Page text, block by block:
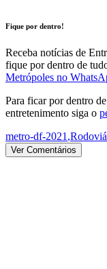
Fique por dentro!
Receba notícias de
fique por dentro de
Metrópoles no
Para ficar por dentro
entretenimento siga o
metro-df-2021,
Ver Comentários